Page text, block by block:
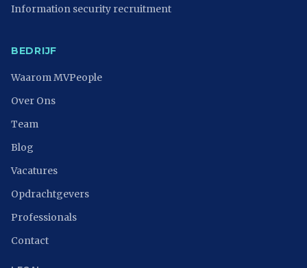
Information security recruitment
BEDRIJF
Waarom MVPeople
Over Ons
Team
Blog
Vacatures
Opdrachtgevers
Professionals
Contact